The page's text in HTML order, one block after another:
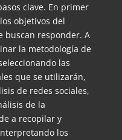
clave. En primer
objetivos del
buscan responder. A
la metodología de
las
que se utilizarán,
de redes sociales,
de la
a recopilar y
los